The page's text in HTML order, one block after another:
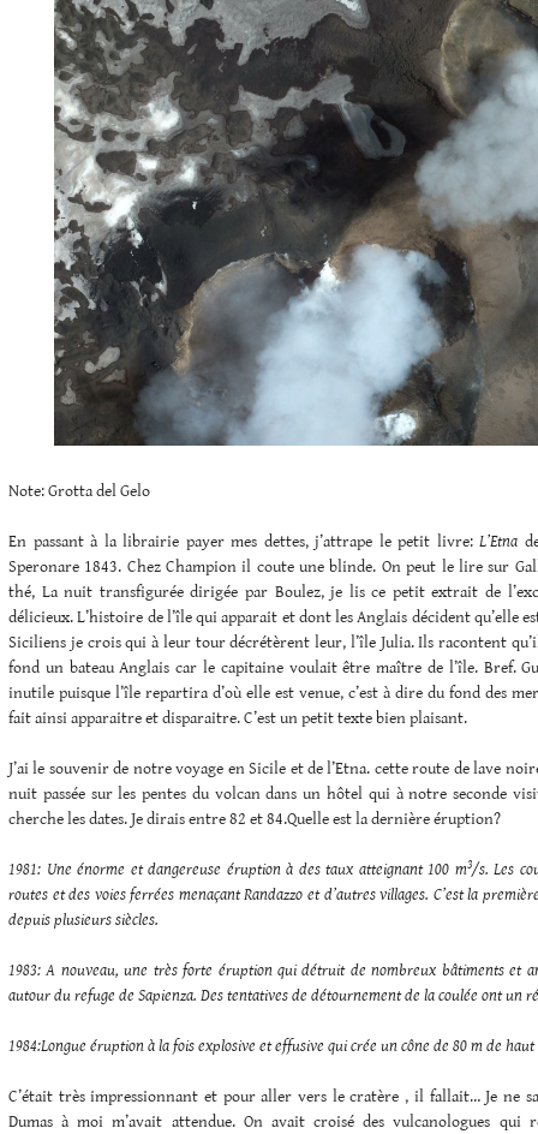
Note: Grotta del Gelo
En passant à la librairie payer mes dettes, j’attrape le petit livre: L’Etna
Speronare 1843. Chez Champion il coute une blinde. On peut le lire sur
thé, La nuit transfigurée dirigée par Boulez, je lis ce petit extrait de
délicieux. L’histoire de l’île qui apparait et dont les Anglais décident qu’elle
Siciliens je crois qui à leur tour décrétèrent leur, l’île Julia. Ils racontent
fond un bateau Anglais car le capitaine voulait être maître de l’île. Bref.
inutile puisque l’île repartira d’où elle est venue, c’est à dire du fond des
fait ainsi apparaitre et disparaitre. C’est un petit texte bien plaisant.
J’ai le souvenir de notre voyage en Sicile et de l’Etna. cette route de lave
nuit passée sur les pentes du volcan dans un hôtel qui à notre seconde
cherche les dates. Je dirais entre 82 et 84.Quelle est la dernière éruption?
1981: Une énorme et dangereuse éruption à des taux atteignant100 m3/s. Les
routes et des voies ferrées menaçant Randazzo et d’autres villages. C’est la
depuis plusieurs siècles.
1983: A nouveau, une très forte éruption qui détruit de nombreux bâtiments et
autour du refuge de Sapienza. Des tentatives de détournement de la coulée ont un
1984:Longue éruption à la fois explosive et effusive qui crée un cône de 80 mde haut
C’était très impressionnant et pour aller vers le cratère , il fallait… Je ne
Dumas à moi m’avait attendue. On avait croisé des vulcanologues qui